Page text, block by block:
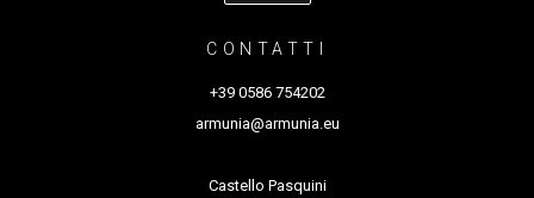
CONTATTI
+39 0586 754202
armunia@armunia.eu
Castello Pasquini